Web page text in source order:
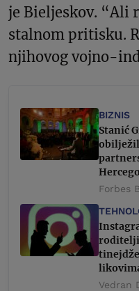
je Bieljeskov. “Ali
stalnom pritisku.
njihovog vojno-
BIZNIS
Stanić
Forbes
Vedran